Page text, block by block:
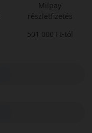
Milpay
részletfizetés
501 000 Ft-tól